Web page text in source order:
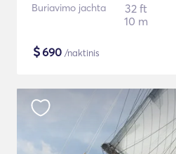
Buriavimo jachta
32 ft
10 m
$690 /naktinis